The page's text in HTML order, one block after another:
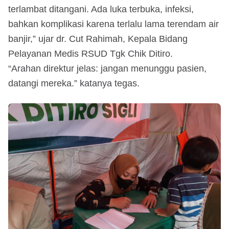
terlambat ditangani. Ada luka terbuka, infeksi,
bahkan komplikasi karena terlalu lama terendam air
banjir,” ujar dr. Cut Rahimah, Kepala Bidang
Pelayanan Medis RSUD Tgk Chik Ditiro.
“Arahan direktur jelas: jangan menunggu pasien,
datangi mereka.” katanya tegas.